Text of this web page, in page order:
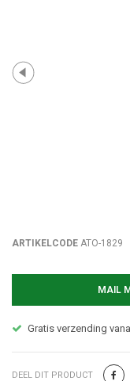
ARTIKELCODE ATO-1829
MAIL
Gratis verzending
DEEL DIT PRODUCT